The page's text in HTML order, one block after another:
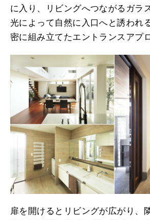
に入り、リビングへつながるガラ
光によって自然に入口へと誘われ
密に組み立てたエントランスアプ
扉を開けるとリビングが広がり、